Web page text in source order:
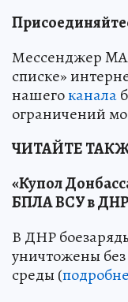
При
Мессенджер
списке»
нашегоканала
ограничений
ЧИТАЙТЕ
«Купол
БПЛА ВСУ в ДНР
В ДНР
уничтожены
среды (